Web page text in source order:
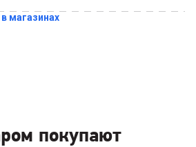
магазинах
покупают